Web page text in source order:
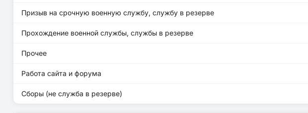
Призыв на срочную военную службу, службу в резерве
Прохождение военной службы, службы в резерве
Прочее
Работа сайта и форума
Сборы (не служба в резерве)